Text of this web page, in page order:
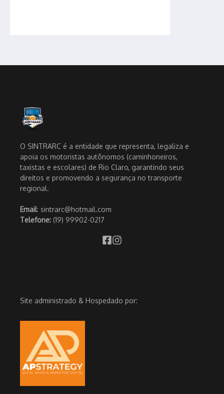
O SINTRARC é a entidade que representa, legaliza e
apoia os motoristas autônomos (caminhoneiros,
taxistas e escolares) de Rio Claro, garantindo seus
direitos e promovendo a segurança no transporte
regional.
Email: sintrarc@hotmail.com
Telefone: (19) 99902-0217
Site administrado & Hospedado por: